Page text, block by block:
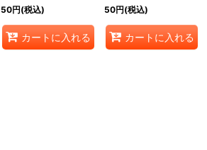
50円(税込)
カートに入れる
50円(税込)
カートに入れる